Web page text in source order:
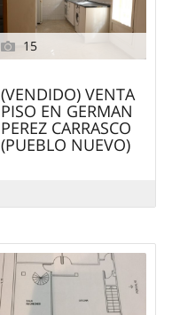
15
(VENDIDO) VENTA
PISO EN GERMAN
PEREZ CARRASCO
(PUEBLO NUEVO)